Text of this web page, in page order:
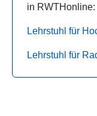
in RWTHonline:
Lehrstuhl für
Lehrstuhl für